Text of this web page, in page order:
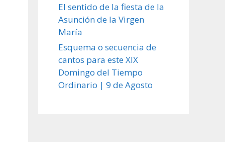
El sentido de la fiesta de la
Asunción de la Virgen
María
Esquema o secuencia de
cantos para este XIX
Domingo del Tiempo
Ordinario | 9 de Agosto